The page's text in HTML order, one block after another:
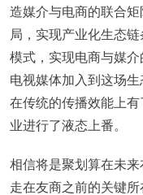
造媒介与电商的联合
局，实现产业化生态
模式，实现电商与媒
电视媒体加入到这场
在传统的传播效能上
业进行了液态上番。
相信将是聚划算在未
走在友商之前的关键所